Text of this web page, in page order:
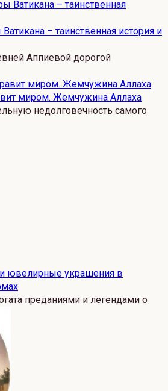
– таинственная история и
Аппиевой дорогой
миром. Жемчужина Аллаха
недолговечность самого
ювелирные украшения в
преданиями и легендами о